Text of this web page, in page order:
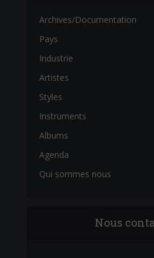
Archives/Documentation
Pays
Industrie
Artistes
Styles
Instruments
Albums
Agenda
Qui sommes nous
Nous